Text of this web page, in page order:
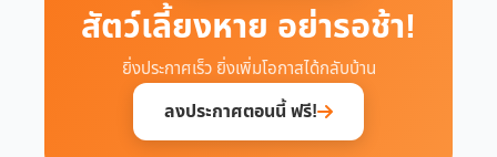
สัตว์เลี้ยงหาย อย่ารอช้า!
ยิ่งประกาศเร็ว ยิ่งเพิ่มโอกาสได้กลับบ้าน
ลงประกาศตอนนี้ ฟรี!